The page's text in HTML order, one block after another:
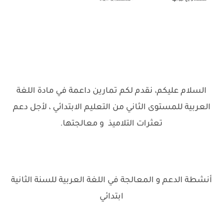
السلام عليكم، نقدم لكم تمارين داعمة في مادة اللغة
العربية للمستوى الثاني من التعليم الابتدائي ، لأجل دعم
تعثرات التلاميذ و معالجتها.
أنشطة الدعم و المعالجة في اللغة العربية للسنة الثانية
ابتدائي